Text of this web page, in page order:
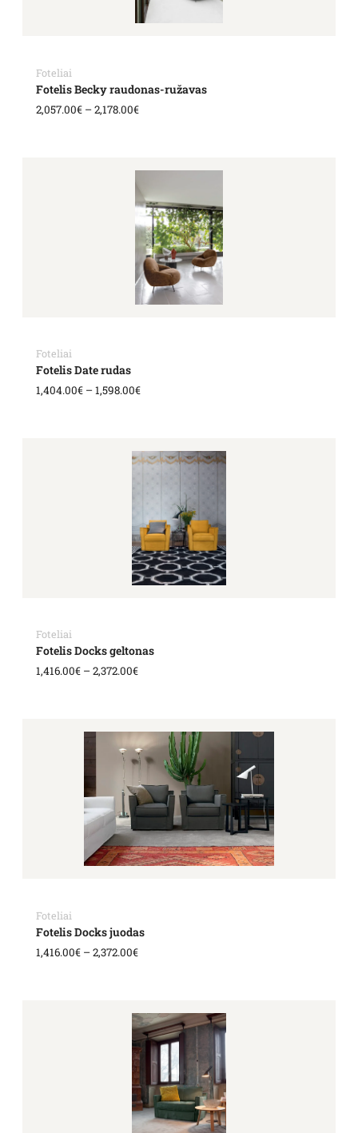
Foteliai
Fotelis Becky raudonas-ružavas
2,057.00€ –2,178.00€
Foteliai
Fotelis Date rudas
1,404.00€ –1,598.00€
through
1,598.00€
Foteliai
Fotelis Docks geltonas
1,416.00€ –2,372.00€
range:
1,416.00€
2,372.00€
Foteliai
Fotelis Docks juodas
1,416.00€ –2,372.00€
range:
1,416.00€
through
2,372.00€
range:
1,416.00€
through
2,372.00€